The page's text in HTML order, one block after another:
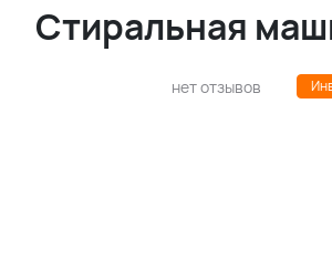
Стиральная
нет отзывов